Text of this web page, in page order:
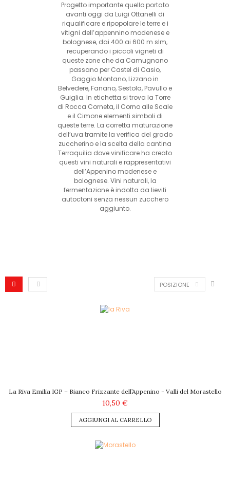
Progetto importante quello portato
avanti oggi da Luigi Ottanelli di
riqualificare e ripopolare le terre e i
vitigni dell’appennino modenese e
bolognese, dai 400 ai 600 m slm,
recuperando i piccoli vigneti di
queste zone che da Camugnano
passano per Castel di Casio,
Gaggio Montano, Lizzano in
Belvedere, Fanano, Sestola, Pavullo e
Guiglia. In etichetta si trova la Torre
di Rocca Corneta, il Corno alle Scale
e il Cimone elementi simboli di
queste terre. La corretta maturazione
dell’uva tramite la verifica del grado
zuccherino e la scelta della cantina
Terraquilia dove vinificare ha creato
questi vini naturali e rappresentativi
dell’Appenino modenese e
bolognese. Vini naturali, la
fermentazione è indotta da lieviti
autoctoni senza nessun zucchero
aggiunto.
POSIZIONE
La Riva Emilia IGP – Bianco Frizzante dell’Appenino - Valli del Morastello
10,50 €
AGGIUNGI AL CARRELLO